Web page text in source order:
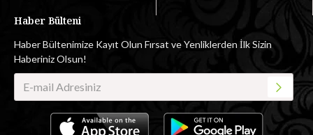
Haber Bülteni
Haber Bültenimize Kayıt Olun Fırsat ve Yenliklerden İlk Sizin
Haberiniz Olsun!